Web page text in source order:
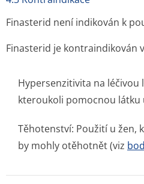
Finasterid není indikován k
Finasterid je kontraindikován
Hypersenzitivita na léčivou
kteroukoli pomocnou látku
Těhotenství: Použití u žen,
by mohly otěhotnět (viz